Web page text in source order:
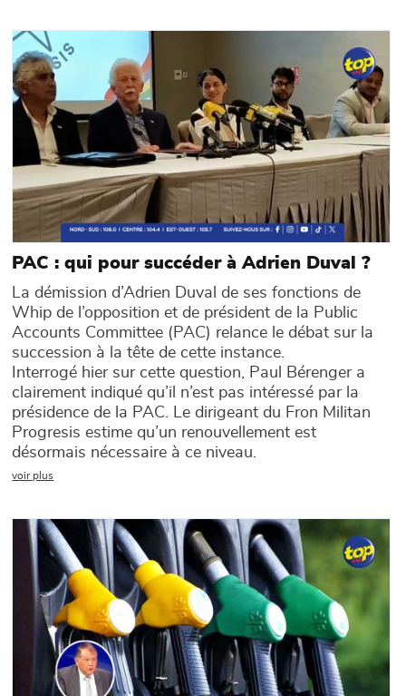
Main picture
PAC : qui pour succéder à Adrien Duval ?
La démission d’Adrien Duval de ses fonctions de
Whip de l’opposition et de président de la Public
Accounts Committee (PAC) relance le débat sur la
succession à la tête de cette instance.
Interrogé hier sur cette question, Paul Bérenger a
clairement indiqué qu’il n’est pas intéressé par la
présidence de la PAC. Le dirigeant du Fron Militan
Progresis estime qu’un renouvellement est
désormais nécessaire à ce niveau.
voir plus
Main picture